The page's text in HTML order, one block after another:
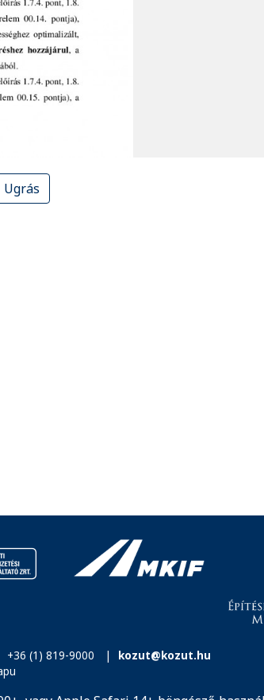
Ugrás
+36 (1) 819-9000 |
kozut@kozut.hu